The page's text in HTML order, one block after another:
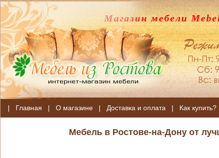
Магазин мебели
| Главная | О магазине | Доставка и оплата | Как купить?
Мебель в Ростове-на-Дону от